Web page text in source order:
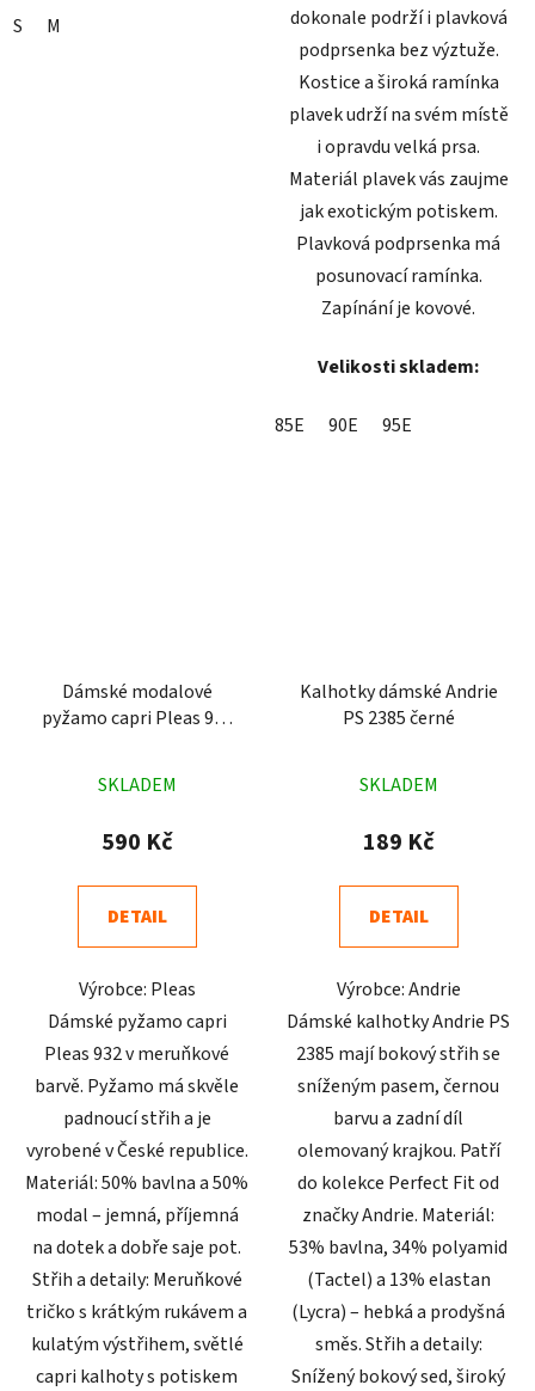
S M
dokonale podrží i plavková
podprsenka bez výztuže.
Kostice a široká ramínka
plavek udrží na svém místě
i opravdu velká prsa.
Materiál plavek vás zaujme
jak exotickým potiskem.
Plavková podprsenka má
posunovací ramínka.
Zapínání je kovové.
Velikosti skladem:
85E 90E 95E
Dámské modalové
pyžamo capri Pleas 932
hodnocení
produktu
3,8
z
hvězdiček.
SKLADEM
590 Kč
DETAIL
Výrobce: Pleas
Dámské pyžamo capri
Pleas 932 v meruňkové
barvě. Pyžamo má skvěle
padnoucí střih a je
vyrobené v České republice.
Materiál: 50% bavlna a 50%
modal – jemná, příjemná
na dotek a dobře saje pot.
Střih a detaily: Meruňkové
tričko s krátkým rukávem a
kulatým výstřihem, světlé
capri kalhoty s potiskem
Kalhotky dámské Andrie
PS 2385 černé
hodnocení
produktu
5,0
z
hvězdiček.
SKLADEM
189 Kč
DETAIL
Výrobce: Andrie
Dámské kalhotky Andrie PS
2385 mají bokový střih se
sníženým pasem, černou
barvu a zadní díl
olemovaný krajkou. Patří
do kolekce Perfect Fit od
značky Andrie. Materiál:
53% bavlna, 34% polyamid
(Tactel) a 13% elastan
(Lycra) – hebká a prodyšná
směs. Střih a detaily:
Snížený bokový sed, široký